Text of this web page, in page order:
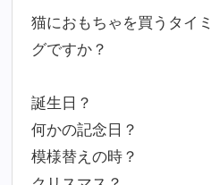
猫におもちゃを買うタイ
グですか？
誕生日？
何かの記念日？
模様替えの時？